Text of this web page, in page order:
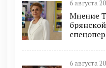
6 августа
Мнение
6 августа